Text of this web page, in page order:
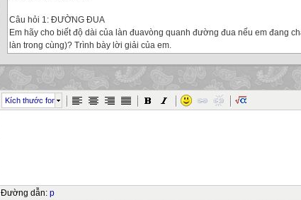
Câu hỏi 1: ĐƯỜNG ĐUA
Em hãy cho biết độ dài của làn đuavòng quanh đường đua nếu em đang
làn trong cùng)? Trình bày lời giải của em.
Câu hỏi 2: ĐƯỜNG ĐUA
Đối với một cuộc đua, các vị trí xuất phát ở các làn đua khác nhau được bố
đảm bảo quãng đường chạy là như nhau cho tất cả các vận động viên khi
Em hãy cho biết độ dài của đoạn chênh lệch giữa làn đua 1 (làn đua trong
Kích thước font
Đường dẫn: p